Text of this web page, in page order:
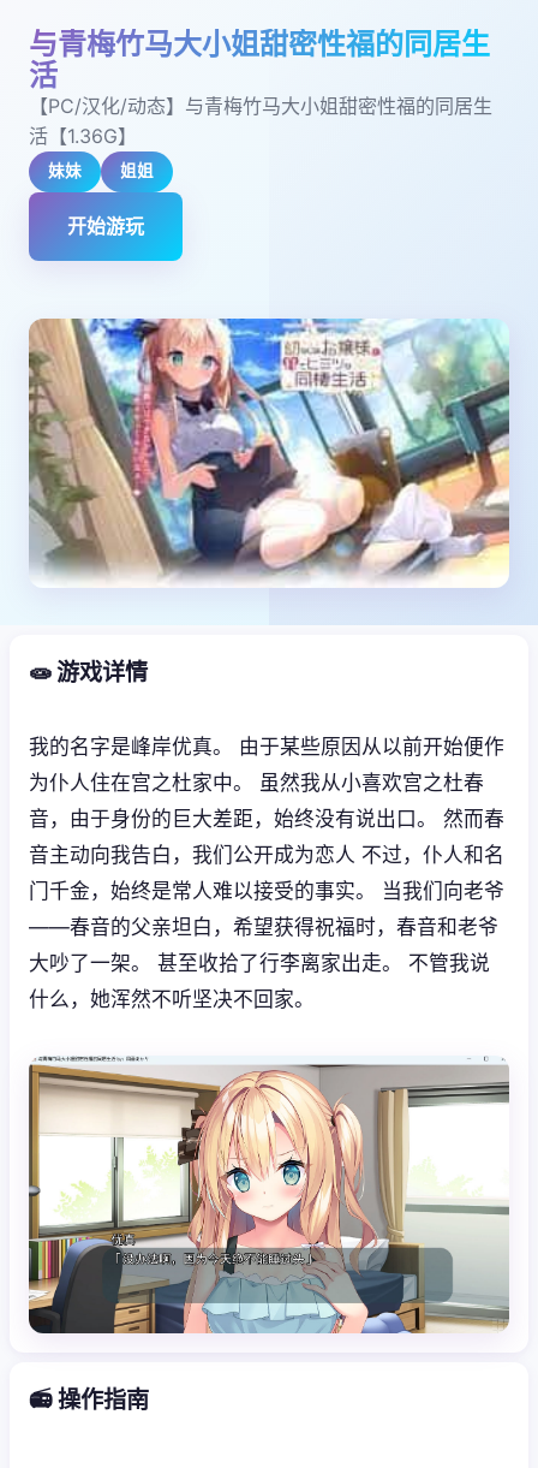
与青梅竹马大小姐甜密性福的同居生
活
【PC/汉化/动态】与青梅竹马大小姐甜密性福的同居生
活【1.36G】
妹妹 姐姐
开始游玩
🧫 游戏详情
我的名字是峰岸优真。 由于某些原因从以前开始便作
为仆人住在宫之杜家中。 虽然我从小喜欢宫之杜春
音，由于身份的巨大差距，始终没有说出口。 然而春
音主动向我告白，我们公开成为恋人 不过，仆人和名
门千金，始终是常人难以接受的事实。 当我们向老爷
——春音的父亲坦白，希望获得祝福时，春音和老爷
大吵了一架。 甚至收拾了行李离家出走。 不管我说
什么，她浑然不听坚决不回家。
📻 操作指南